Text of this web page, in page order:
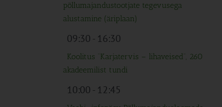
põllumajandustootjate tegevusega
alustamine (äriplaan)
09:30- 16:30
Koolitus “Karjatervis – lihaveised”, 260
akadeemilist tundi
10:00- 12:45